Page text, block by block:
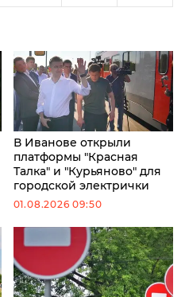
В Иванове открыли
платформы "Красная
Талка" и "Курьяново" для
городской электрички
01.08.2026 09:50